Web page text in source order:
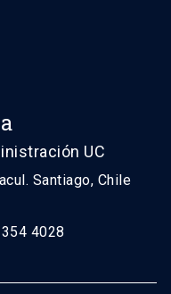
UC
Santiago, Chile
4028